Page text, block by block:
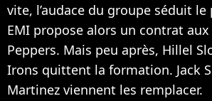
vite, l’audace du groupe séduit le
EMI propose alors un contrat aux
Peppers. Mais peu après, Hillel
Irons quittent la formation. Jack
Martinez viennent les remplacer.